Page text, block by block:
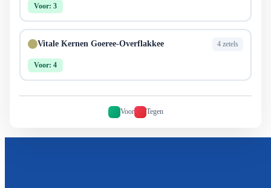
Voor: 3
Vitale Kernen Goeree-Overflakkee 4 zetels
Voor: 4
Voor Tegen